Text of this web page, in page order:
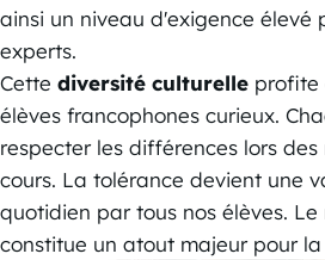
ainsi un niveau d'exigence élevé
experts.
Cette diversité culturelle profite
élèves francophones curieux.
respecter les différences lors
cours. La tolérance devient une
quotidien par tous nos élèves.
constitue un atout majeur pour